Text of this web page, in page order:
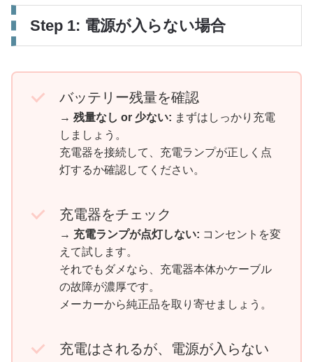
Step 1: 電源が入らない場合
バッテリー残量を確認
→残量なし or 少ない: まずはしっかり充電
しましょう。
充電器を接続して、充電ランプが正しく点
灯するか確認してください。
充電器をチェック
→ 充電ランプが点灯しない: コンセントを変
えて試します。
それでもダメなら、充電器本体かケーブル
の故障が濃厚です。
メーカーから純正品を取り寄せましょう。
充電はされるが、電源が入らない